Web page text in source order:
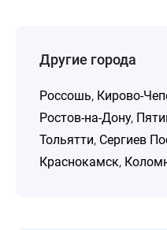
Другие города
Россошь, Кирово-
Ростов-на-Дону,
Тольятти, Сергиев
Краснокамск,